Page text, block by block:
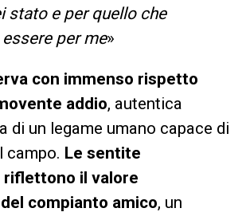
stato e per quello che
per me»
con immenso rispetto
addio, autentica
di un legame umano capace di
campo. Le sentite
riflettono il valore
compianto amico, un